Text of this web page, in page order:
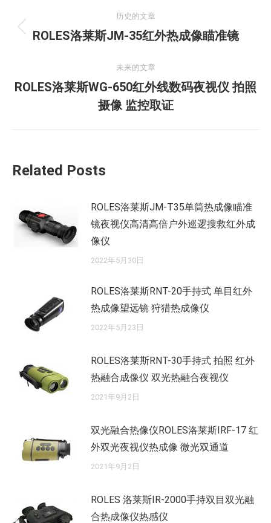
章
航
历史的文章
历
的
文
章：
ROLES洛莱斯JM-35红外热成像瞄准镜
未来的文章
未
来
ROLES洛莱斯WG-650红外线数码夜视仪 拍照
摄像 监控取证
Related Posts
ROLES洛莱斯JM-T35单筒热成像瞄准
镜夜视仪高清高倍户外巡逻搜救红外成
像仪
2022年5月30日
ROLES洛莱斯RNT-20手持式 单目红外
热成像望远镜 狩猎热成像仪
2022年5月23日
ROLES洛莱斯RNT-30手持式 拍照 红外
热融合成像仪 双光热融合夜视仪
2021年9月2日
双光融合热像仪ROLES洛莱斯IRF-17 红
外双光夜视仪热成像 微光双通道
2021年9月2日
ROLES 洛莱斯IR-2000手持双目双光融
合热成像仪热感仪